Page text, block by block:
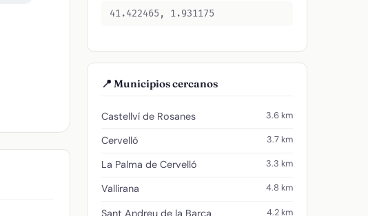
41.422465, 1.931175
📍 Municipios cercanos
Castellví de Rosanes 3.6 km
Cervelló 3.7 km
La Palma de Cervelló 3.3 km
Vallirana 4.8 km
Sant Andreu de la Barca 4.2 km